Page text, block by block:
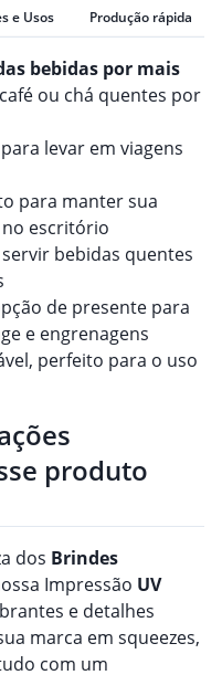
e Usos Produção rápida
bebidas por mais
ou chá quentes por
levar em viagens
para manter sua
escritório
bebidas quentes
de presente para
e engrenagens
perfeito para o uso
produto
dos Brindes
Impressão UV
e detalhes
marca em squeezes,
com um